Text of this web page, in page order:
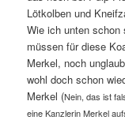
Lötkolben und
Wie ich unten schon
müssen für diese
Merkel, noch
wohl doch schon
Merkel (Nein, das ist
eine Kanzlerin Merkel